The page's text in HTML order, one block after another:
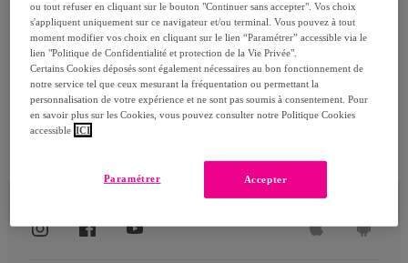
S'identifier
ou tout refuser en cliquant sur le bouton "Continuer sans accepter". Vos choix
s'appliquent uniquement sur ce navigateur et/ou terminal. Vous pouvez à tout
moment modifier vos choix en cliquant sur le lien “Paramétrer” accessible via le
lien "Politique de Confidentialité et protection de la Vie Privée".
Certains Cookies déposés sont également nécessaires au bon fonctionnement de
notre service tel que ceux mesurant la fréquentation ou permettant la
personnalisation de votre expérience et ne sont pas soumis à consentement. Pour
en savoir plus sur les Cookies, vous pouvez consulter notre Politique Cookies
accessible ICI
Accepter
Paramétrer